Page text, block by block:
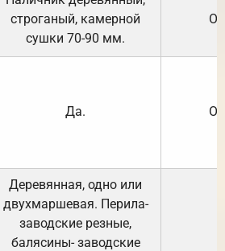
строганый, камерной
сушки 70-90 мм.
Да.
Деревянная, одно или
двухмаршевая. Перила-
заводские резные,
балясины- заводские